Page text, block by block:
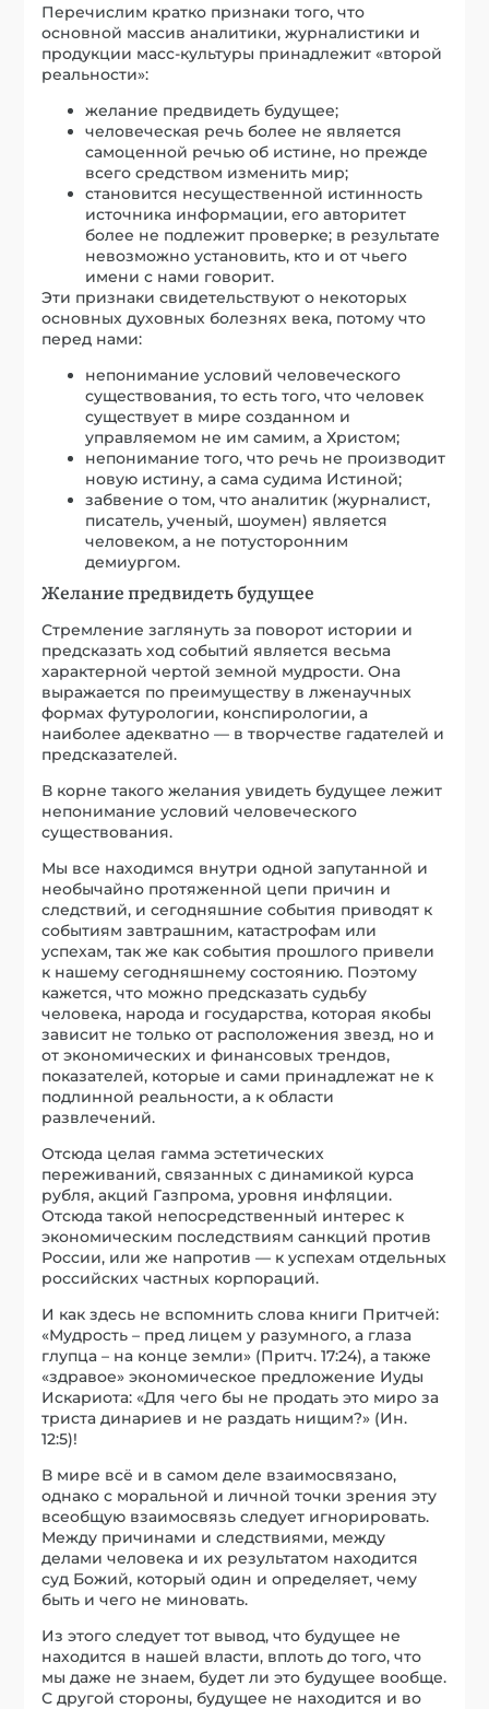
Перечислим кратко признаки того, что
основной массив аналитики, журналистики и
продукции масс-культуры принадлежит «второй
реальности»:
желание предвидеть будущее;
человеческая речь более не является
самоценной речью об истине, но прежде
всего средством изменить мир;
становится несущественной истинность
источника информации, его авторитет
более не подлежит проверке; в результате
невозможно установить, кто и от чьего
имени с нами говорит.
Эти признаки свидетельствуют о некоторых
основных духовных болезнях века, потому что
перед нами:
непонимание условий человеческого
существования, то есть того, что человек
существует в мире созданном и
управляемом не им самим, а Христом;
непонимание того, что речь не производит
новую истину, а сама судима Истиной;
забвение о том, что аналитик (журналист,
писатель, ученый, шоумен) является
человеком, а не потусторонним
демиургом.
Желание предвидеть будущее
Стремление заглянуть за поворот истории и
предсказать ход событий является весьма
характерной чертой земной мудрости. Она
выражается по преимуществу в лженаучных
формах футурологии, конспирологии, а
наиболее адекватно — в творчестве гадателей и
предсказателей.
В корне такого желания увидеть будущее лежит
непонимание условий человеческого
существования.
Мы все находимся внутри одной запутанной и
необычайно протяженной цепи причин и
следствий, и сегодняшние события приводят к
событиям завтрашним, катастрофам или
успехам, так же как события прошлого привели
к нашему сегодняшнему состоянию. Поэтому
кажется, что можно предсказать судьбу
человека, народа и государства, которая якобы
зависит не только от расположения звезд, но и
от экономических и финансовых трендов,
показателей, которые и сами принадлежат не к
подлинной реальности, а к области
развлечений.
Отсюда целая гамма эстетических
переживаний, связанных с динамикой курса
рубля, акций Газпрома, уровня инфляции.
Отсюда такой непосредственный интерес к
экономическим последствиям санкций против
России, или же напротив — к успехам отдельных
российских частных корпораций.
И как здесь не вспомнить слова книги Притчей:
«Мудрость – пред лицем у разумного, а глаза
глупца – на конце земли» (Притч. 17:24), а также
«здравое» экономическое предложение Иуды
Искариота: «Для чего бы не продать это миро за
триста динариев и не раздать нищим?» (Ин.
12:5)!
В мире всё и в самом деле взаимосвязано,
однако с моральной и личной точки зрения эту
всеобщую взаимосвязь следует игнорировать.
Между причинами и следствиями, между
делами человека и их результатом находится
суд Божий, который один и определяет, чему
быть и чего не миновать.
Из этого следует тот вывод, что будущее не
находится в нашей власти, вплоть до того, что
мы даже не знаем, будет ли это будущее вообще.
С другой стороны, будущее не находится и во